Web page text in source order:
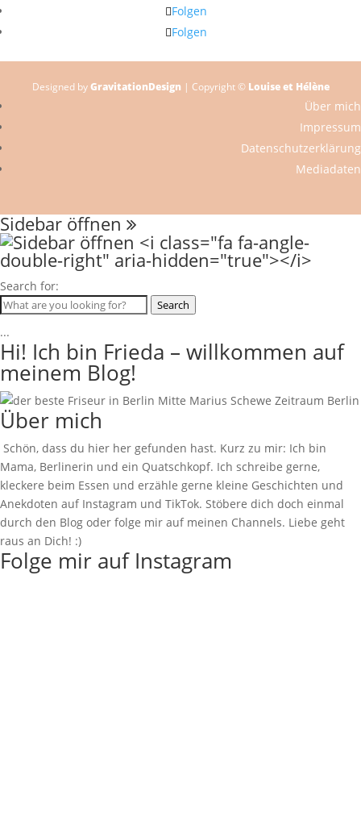
Folgen
Folgen
Designed byGravitationDesign | Copyright © Louise et Hélène
Über mich
Impressum
Datenschutzerklärung
Mediadaten
Sidebar öffnen
Search for:
Search
...
Hi! Ich bin Frieda – willkommen auf
meinem Blog!
Über mich
Schön, dass du hier her gefunden hast. Kurz zu mir: Ich bin
Mama, Berlinerin und ein Quatschkopf. Ich schreibe gerne,
kleckere beim Essen und erzähle gerne kleine Geschichten und
Anekdoten auf Instagram und TikTok. Stöbere dich doch einmal
durch den Blog oder folge mir auf meinen Channels. Liebe geht
raus an Dich! :)
Folge mir auf Instagram